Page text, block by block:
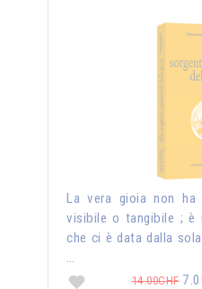
La vera gioia non ha
visibile o tangibile ; è
che ci è data dalla
…
14.00CHF